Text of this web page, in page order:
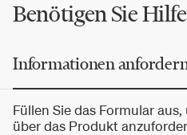
und Pine Cone
Benötigen Sie
Informationen
Füllen Sie das Formular
über das Produkt